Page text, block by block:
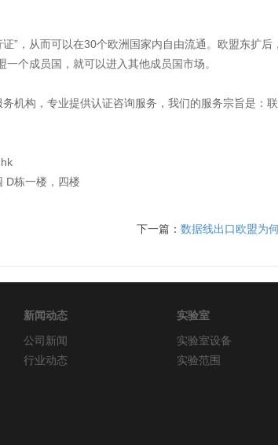
”，从而可以在30个欧洲国家内自由流通。欧盟东扩
个成员国，就可以进入其他成员国市场。
机构，专业提供认证咨询服务，我们的服务宗旨是：
D栋一楼，四楼
下一篇：数据线出口欧盟为
新闻动态
公司新闻
行业动态
实验室
实验室设备
实验范围